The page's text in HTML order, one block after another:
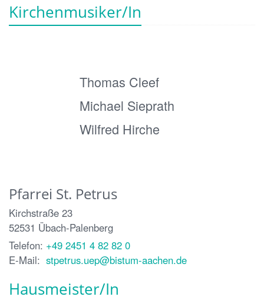
Kirchenmusiker/In
Thomas Cleef
Michael Sieprath
Wilfred Hirche
Pfarrei St. Petrus
Kirchstraße 23
52531 Übach-Palenberg
Telefon: +49 2451 4 82 82 0
E-Mail: stpetrus.uep@bistum-aachen.de
Hausmeister/In